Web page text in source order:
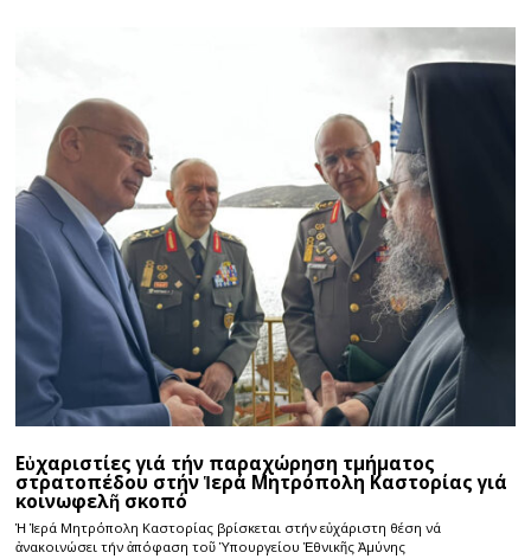
Εὐχαριστίες γιά τήν παραχώρηση τμήματος
στρατοπέδου στήν Ἱερά Μητρόπολη Καστορίας γιά
κοινωφελῆ σκοπό
Ἡ Ἱερά Μητρόπολη Καστορίας βρίσκεται στήν εὐχάριστη θέση νά
ἀνακοινώσει τήν ἀπόφαση τοῦ Ὑπουργείου Ἐθνικῆς Ἀμύνης